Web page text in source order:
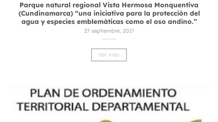
Parque natural regional Vista Hermosa Monquentiva
(Cundinamarca) “una iniciativa para la protección del
agua y especies emblemáticas como el oso andino.”
27 septiembre, 2017
Ver más